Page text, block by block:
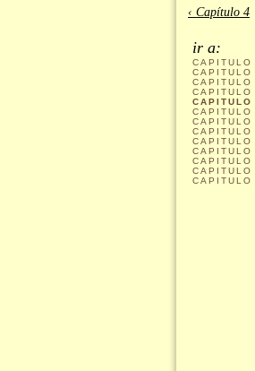
‹ Capítulo 4
ir a:
CAPITULO
CAPITULO
CAPITULO
CAPITULO
CAPITULO
CAPITULO
CAPITULO
CAPITULO
CAPITULO
CAPITULO
CAPITULO
CAPITULO
CAPITULO